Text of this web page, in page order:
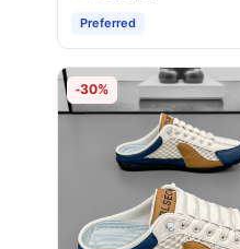
Preferred
-30%